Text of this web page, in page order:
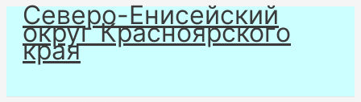
Перейти
содержимому
Северо-Енисейский
округ Красноярского
края